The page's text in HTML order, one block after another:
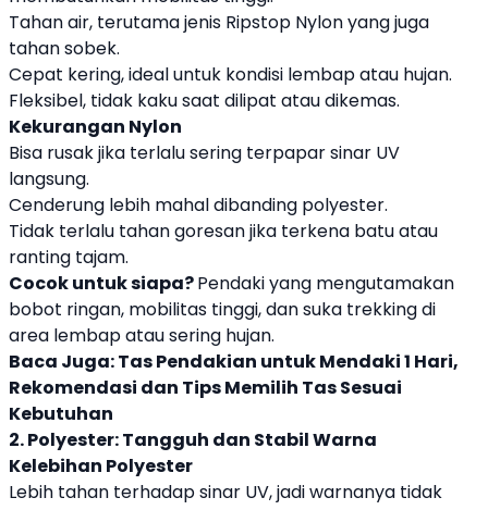
Tahan air, terutama jenis Ripstop Nylon yang juga
tahan sobek.
Cepat kering, ideal untuk kondisi lembap atau hujan.
Fleksibel, tidak kaku saat dilipat atau dikemas.
Kekurangan Nylon
Bisa rusak jika terlalu sering terpapar sinar UV
langsung.
Cenderung lebih mahal dibanding polyester.
Tidak terlalu tahan goresan jika terkena batu atau
ranting tajam.
Cocok untuk siapa?Pendaki yang mengutamakan
bobot ringan, mobilitas tinggi, dan suka trekking di
area lembap atau sering hujan.
Baca Juga:Tas Pendakian untuk Mendaki 1 Hari,
Rekomendasi dan Tips Memilih Tas Sesuai
Kebutuhan
2. Polyester: Tangguh dan Stabil Warna
Kelebihan Polyester
Lebih tahan terhadap sinar UV, jadi warnanya tidak